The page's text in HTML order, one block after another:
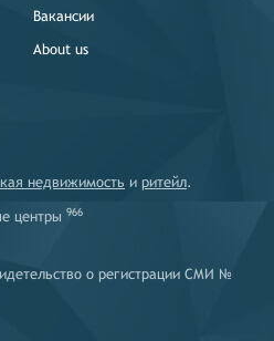
Вакансии
About us
недвижимость и ритейл.
центры 966
о регистрации СМИ №